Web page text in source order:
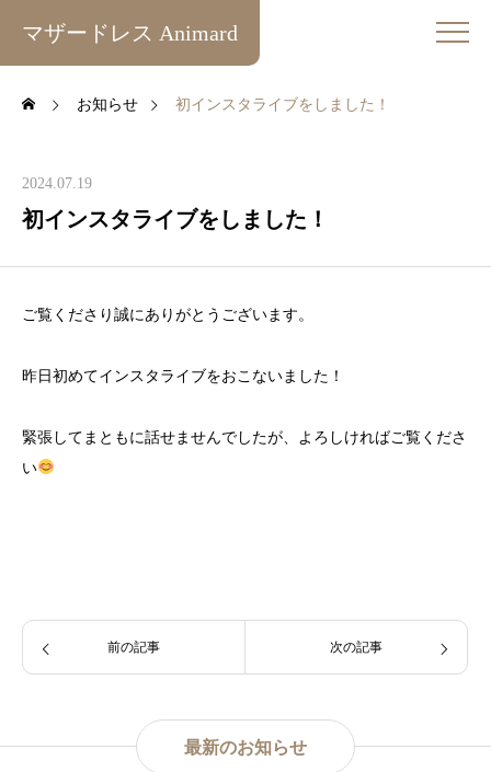
マザードレス Animard
お知らせ 初インスタライブをしました！
2024.07.19
初インスタライブをしました！
ご覧くださり誠にありがとうございます。
昨日初めてインスタライブをおこないました！
緊張してまともに話せませんでしたが、よろしければご覧くださ
い
前の記事 次の記事
最新のお知らせ